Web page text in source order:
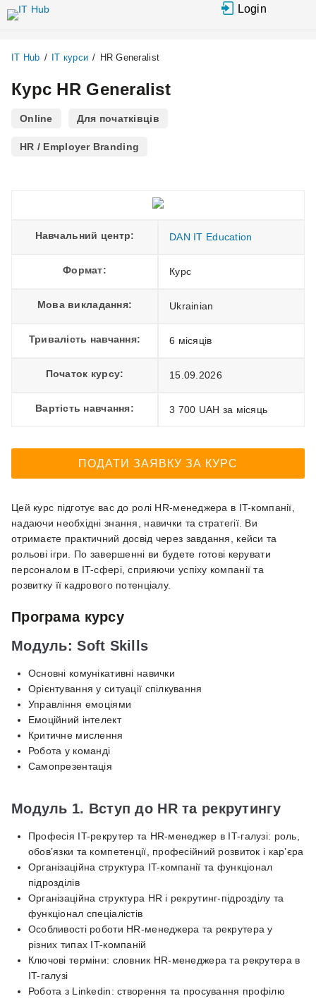
Перейти до основного вмістуLogin
IT Hub / IT курси / HR Generalist
Курс HR Generalist
Online Для початківців
HR / Employer Branding
Навчальний центр: DAN IT Education
Формат: Курс
Мова викладання: Ukrainian
Тривалість навчання: 6 місяців
Початок курсу: 15.09.2026
Вартість навчання: 3 700 UAH за місяць
ПОДАТИ ЗАЯВКУ ЗА КУРС
Цей курс підготує вас до ролі HR-менеджера в IT-компанії,
надаючи необхідні знання, навички та стратегії. Ви
отримаєте практичний досвід через завдання, кейси та
рольові ігри. По завершенні ви будете готові керувати
персоналом в IT-сфері, сприяючи успіху компанії та
розвитку її кадрового потенціалу.
Програма курсу
Модуль: Soft Skills
Основні комунікативні навички
Орієнтування у ситуації спілкування
Управління емоціями
Емоційний інтелект
Критичне мислення
Робота у команді
Самопрезентація
Модуль 1. Вступ до HR та рекрутингу
Професія IT-рекрутер та HR-менеджер в IT-галузі: роль,
обов’язки та компетенції, професійний розвиток і кар’єра
Організаційна структура IT-компанії та функціонал
підрозділів
Організаційна структура HR і рекрутинг-підрозділу та
функціонал спеціалістів
Особливості роботи HR-менеджера та рекрутера у
різних типах IT-компаній
Ключові терміни: словник HR-менеджера та рекрутера в
IT-галузі
Робота з Linkedin: створення та просування профілю